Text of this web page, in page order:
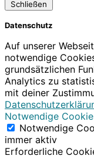
Schließen
Datenschutz
Auf unserer
notwendige
grundsätzlichen
Analytics zu
mit deiner
Notwendige
Notwendige
immer aktiv
Erforderliche